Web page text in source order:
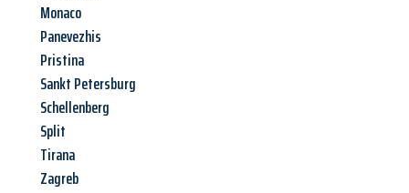
Monaco
Panevezhis
Pristina
Sankt Petersburg
Schellenberg
Split
Tirana
Zagreb